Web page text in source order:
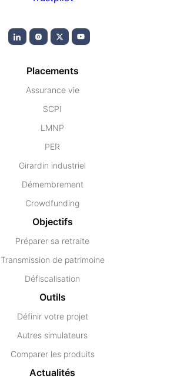
Placements
Assurance vie
SCPI
LMNP
PER
Girardin industriel
Démembrement
Crowdfunding
Objectifs
Préparer sa retraite
Transmission de patrimoine
Défiscalisation
Outils
Définir votre projet
Autres simulateurs
Comparer les produits
Actualités